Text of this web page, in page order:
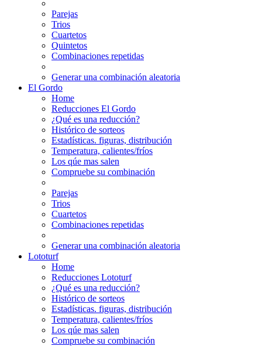
Parejas
Trios
Cuartetos
Quintetos
Combinaciones repetidas
Generar una combinación aleatoria
El Gordo
Home
Reducciones El Gordo
¿Qué es una reducción?
Histórico de sorteos
Estadísticas. figuras, distribución
Temperatura, calientes/fríos
Los qúe mas salen
Compruebe su combinación
Parejas
Trios
Cuartetos
Combinaciones repetidas
Generar una combinación aleatoria
Lototurf
Home
Reducciones Lototurf
¿Qué es una reducción?
Histórico de sorteos
Estadísticas. figuras, distribución
Temperatura, calientes/fríos
Los qúe mas salen
Compruebe su combinación